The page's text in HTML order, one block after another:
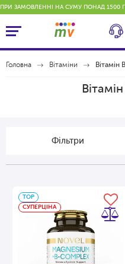
ПРИ ЗАМОВЛЕННІ НА СУМУ ПОНАД 1500
Головна Вітаміни Вітамін В
Фільтри
ТОP
СУПЕРЦІНА